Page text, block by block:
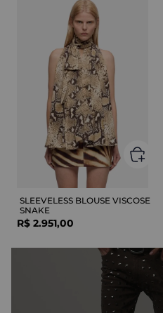
SLEEVELESS BLOUSE VISCOSE
SNAKE
R$ 2.951,00